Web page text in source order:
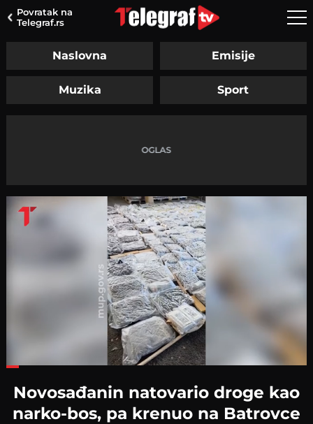
Povratak na
Telegraf.rs
Naslovna Emisije
Muzika Sport
Novosađanin natovario droge kao
narko-bos, pa krenuo na Batrovce